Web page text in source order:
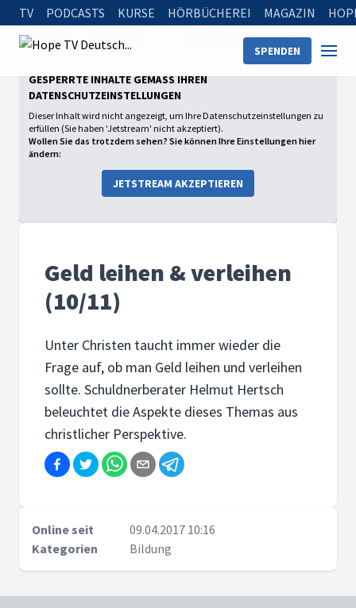
TV PODCASTS KURSE HÖRBÜCHEREI MAGAZIN
SPENDEN
Startseite Geld leihen & verleihen (10/11)
GESPERRTE INHALTE GEMÄSS IHREN D
ATENSCHUTZEINSTELLUNGEN
Dieser Inhalt wird nicht angezeigt, um Ihre Datenschutzeinstellungen zu
erfüllen (Sie haben 'Jetstream' nicht akzeptiert).
Wollen Sie das trotzdem sehen? Sie können Ihre Einstellungen hier
ändern:
JETSTREAM AKZEPTIEREN
Geld leihen & verleihen
(10/11)
Unter Christen taucht immer wieder die
Frage auf, ob man Geld leihen und verleihen
sollte. Schuldnerberater Helmut Hertsch
beleuchtet die Aspekte dieses Themas aus
christlicher Perspektive.
Online seit
09.04.2017 10:16
Kategorien
Bildung